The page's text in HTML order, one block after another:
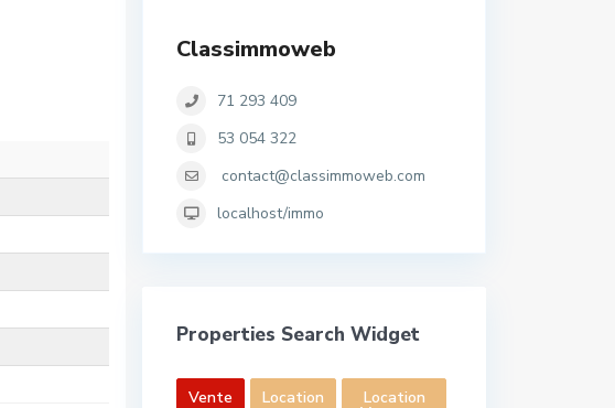
Classimmoweb
71 293 409
53 054 322
contact@classimmoweb.com
localhost/immo
Properties Search Widget
Location Location
Vente